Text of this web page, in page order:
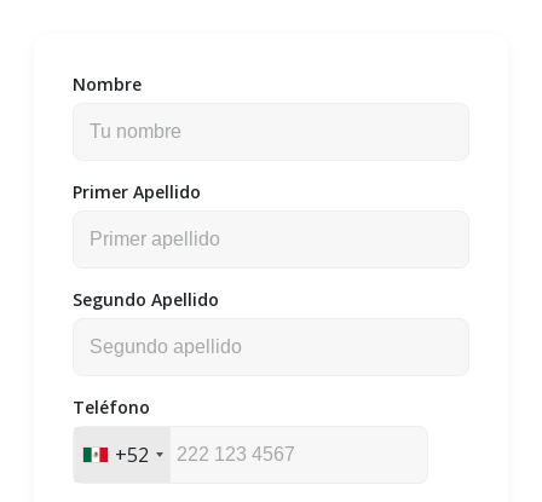
Nombre
Primer Apellido
Segundo Apellido
Teléfono
+52